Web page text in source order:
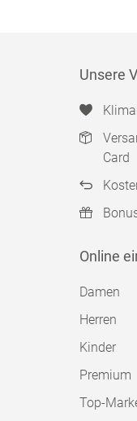
Unsere
Card
Online
Damen
Herren
Kinder
Premium
Top-